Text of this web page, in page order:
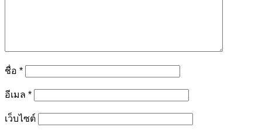
ชื่อ *
อีเมล *
เว็บไซต์